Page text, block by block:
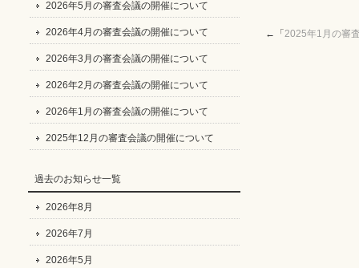
←「 2025年1月の審
2026年5月の審査会議の開催について
2026年4月の審査会議の開催について
2026年3月の審査会議の開催について
2026年2月の審査会議の開催について
2026年1月の審査会議の開催について
2025年12月の審査会議の開催について
過去のお知らせ一覧
2026年8月
2026年7月
2026年5月